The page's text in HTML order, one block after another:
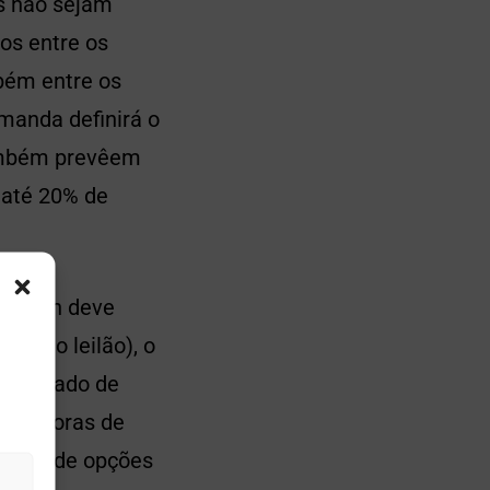
entre os
entre os
definirá o
prevêem
20% de
token deve
ao leilão), o
de
de
de opções